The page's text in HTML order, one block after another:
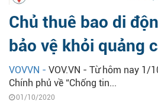
Chủ thuê bao di
bảo vệ khỏi quảng
VOVVN - VOV.VN - Từ hôm nay 1/
Chính phủ về “Chống tin...
01/10/2020